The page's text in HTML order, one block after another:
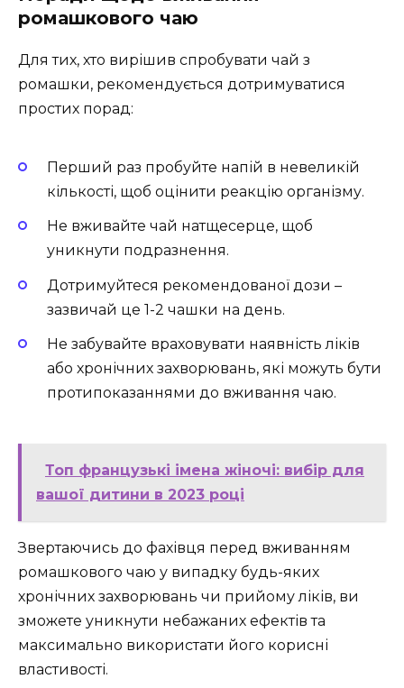
ромашкового чаю
Для тих, хто вирішив спробувати чай з
ромашки, рекомендується дотримуватися
простих порад:
Перший раз пробуйте напій в невеликій
кількості, щоб оцінити реакцію організму.
Не вживайте чай натщесерце, щоб
уникнути подразнення.
Дотримуйтеся рекомендованої дози –
зазвичай це 1-2 чашки на день.
Не забувайте враховувати наявність ліків
або хронічних захворювань, які можуть бути
протипоказаннями до вживання чаю.
Топ французькі імена жіночі: вибір для
вашої дитини в 2023 році
Звертаючись до фахівця перед вживанням
ромашкового чаю у випадку будь-яких
хронічних захворювань чи прийому ліків, ви
зможете уникнути небажаних ефектів та
максимально використати його корисні
властивості.